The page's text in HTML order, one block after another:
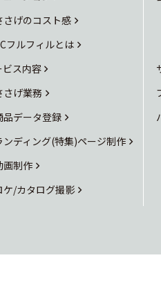
さげのコスト感
フルフィルとは
ビス内容
さげ業務
品データ登録
ンディング(特集)ページ制作
画制作
ケ/カタログ撮影